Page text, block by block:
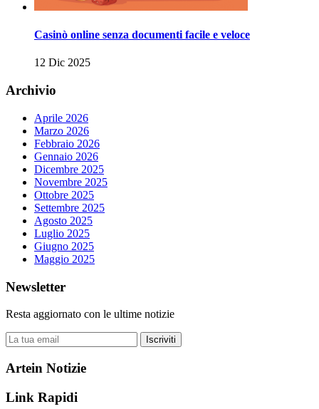
Casinò online senza documenti facile e veloce
12 Dic 2025
Archivio
Aprile 2026
Marzo 2026
Febbraio 2026
Gennaio 2026
Dicembre 2025
Novembre 2025
Ottobre 2025
Settembre 2025
Agosto 2025
Luglio 2025
Giugno 2025
Maggio 2025
Newsletter
Resta aggiornato con le ultime notizie
Iscriviti
Artein Notizie
Link Rapidi